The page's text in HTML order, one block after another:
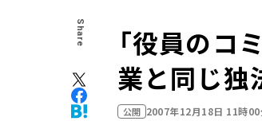
Share
「役員のコ
業と同じ独
公開 2007年12月18日 11時00